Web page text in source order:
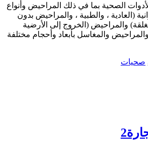
الصحية بما في ذلك المراحيض وأنواع
(العادية ، والطبية ، والمراحيض بدون
والمراحيض (الخروج إلى الأرضية
والمغاسل بأبعاد وأحجام مختلفة
صحیات